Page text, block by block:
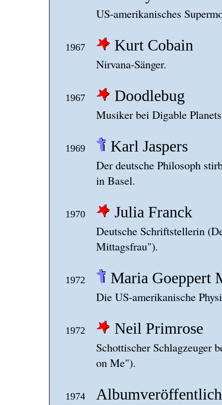
US-amerikanisches
1967 Kurt Cobain
Nirvana-Sänger.
1967 Doodlebug
Musiker bei Digable
1969 Karl Jaspers
Der deutsche Philosoph
in Basel.
1970 Julia Franck
Deutsche Schriftstellerin
Mittagsfrau").
1972 Maria Goeppert
Die US-amerikanische
1972 Neil Primrose
Schottischer Schlagzeuger
on Me").
1974